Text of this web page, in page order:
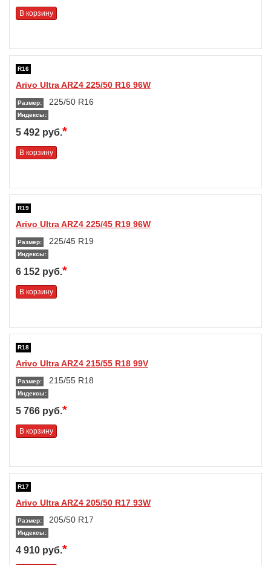
В корзину
R16
Arivo Ultra ARZ4 225/50 R16 96W
Размер: 225/50 R16
Индексы:
5 492 руб.*
В корзину
R19
Arivo Ultra ARZ4 225/45 R19 96W
Размер: 225/45 R19
Индексы:
6 152 руб.*
В корзину
R18
Arivo Ultra ARZ4 215/55 R18 99V
Размер: 215/55 R18
Индексы:
5 766 руб.*
В корзину
R17
Arivo Ultra ARZ4 205/50 R17 93W
Размер: 205/50 R17
Индексы:
4 910 руб.*